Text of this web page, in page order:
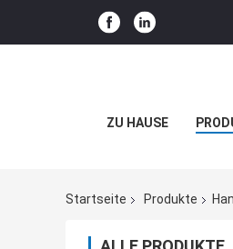
ZU HAUSE
Startseite Produkte